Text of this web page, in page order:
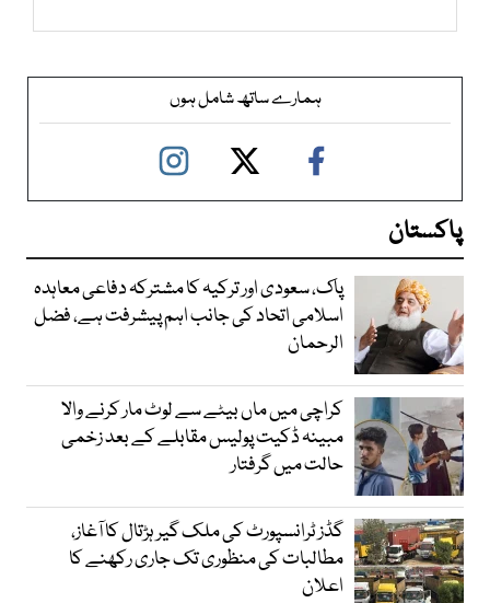
ہمارے ساتھ شامل ہوں
پاکستان
پاک، سعودی اور ترکیہ کا مشترکہ دفاعی معاہدہ
اسلامی اتحاد کی جانب اہم پیشرفت ہے، فضل
الرحمان
کراچی میں ماں بیٹے سے لوٹ مار کرنے والا
مبینہ ڈکیت پولیس مقابلے کے بعد زخمی
حالت میں گرفتار
گڈز ٹرانسپورٹ کی ملک گیر ہڑتال کا آغاز،
مطالبات کی منظوری تک جاری رکھنے کا
اعلان